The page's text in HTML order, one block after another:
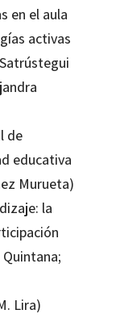
en el aula
activas
de
educativa
Murueta)
la
Lira)